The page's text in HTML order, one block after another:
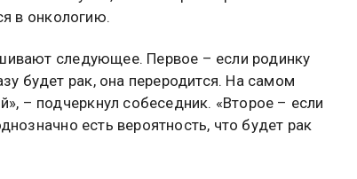
в онкологию.
следующее. Первое – если родинку
будет рак, она переродится. На самом
– подчеркнул собеседник. «Второе – если
есть вероятность, что будет рак